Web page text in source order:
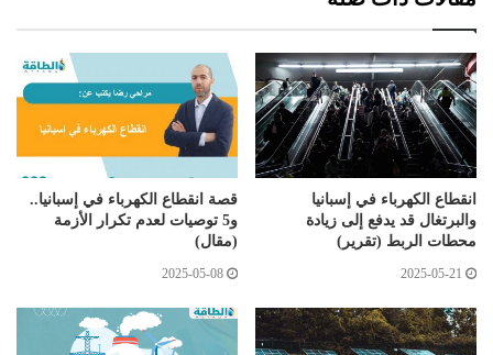
انقطاع الكهرباء في إسبانيا
والبرتغال قد يدفع إلى زيادة
محطات الربط (تقرير)
2025-05-21
قصة انقطاع الكهرباء في إسبانيا..
و5 توصيات لعدم تكرار الأزمة
(مقال)
2025-05-08